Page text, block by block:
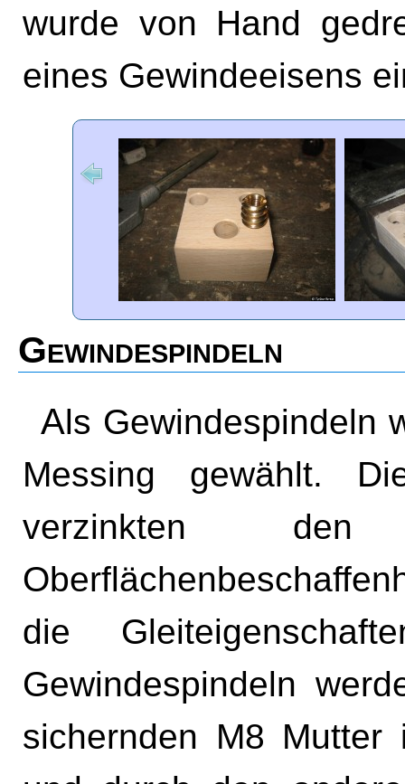
wurde von Hand
eines Gewindeeisens
Gewindespindeln
Als Gewindespindeln wurden M8 Gewindestangen auf
Messing gewählt.
verzinkten
die
Gewindespindeln
sichernden M8 Mutter